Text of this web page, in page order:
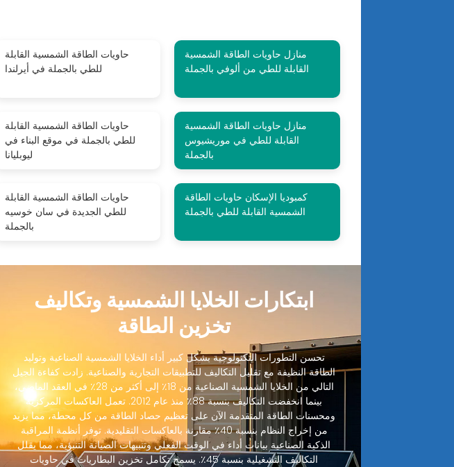
حاويات الطاقة الشمسية القابلة
للطي بالجملة في أيرلندا
منازل حاويات الطاقة الشمسية
القابلة للطي من ألوفي بالجملة
حاويات الطاقة الشمسية القابلة
للطي بالجملة في موقع البناء في
ليوبليانا
منازل حاويات الطاقة الشمسية
القابلة للطي في موريشيوس
بالجملة
حاويات الطاقة الشمسية القابلة
للطي الجديدة في سان خوسيه
بالجملة
كمبوديا الإسكان حاويات الطاقة
الشمسية القابلة للطي بالجملة
ابتكارات الخلايا الشمسية وتكاليف
تخزين الطاقة
تحسن التطورات التكنولوجية بشكل كبير أداء الخلايا الشمسية الصناعية وتوليد
الطاقة النظيفة مع تقليل التكاليف للتطبيقات التجارية والصناعية. زادت كفاءة الجيل
التالي من الخلايا الشمسية الصناعية من 18٪ إلى أكثر من 28٪ في العقد الماضي،
بينما انخفضت التكاليف بنسبة 88٪ منذ عام 2012. تعمل العاكسات المركزية
ومحسنات الطاقة المتقدمة الآن على تعظيم حصاد الطاقة من كل محطة، مما يزيد
من إخراج النظام بنسبة 40٪ مقارنة بالعاكسات التقليدية. توفر أنظمة المراقبة
الذكية الصناعية بيانات أداء في الوقت الفعلي وتنبيهات الصيانة التنبؤية، مما يقلل
التكاليف التشغيلية بنسبة 45٪. يسمح تكامل تخزين البطاريات في حاويات